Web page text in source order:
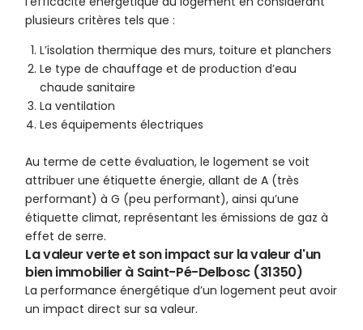
plusieurs critères tels que :
L’isolation thermique des murs, toiture et planchers
Le type de chauffage et de production d’eau
chaude sanitaire
La ventilation
Les équipements électriques
Au terme de cette évaluation, le logement se voit
attribuer une étiquette énergie, allant de A (très
performant) à G (peu performant), ainsi qu’une
étiquette climat, représentant les émissions de gaz à
effet de serre.
La valeur verte et son impact sur la valeur d'un
bien immobilier à Saint-Pé-Delbosc (31350)
La performance énergétique d’un logement peut avoir
un impact direct sur sa valeur.